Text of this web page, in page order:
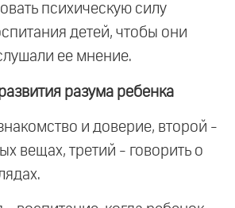
психическую силу
детей, чтобы они
ее мнение.
разума ребенка
и доверие, второй -
вещах, третий - говорить о